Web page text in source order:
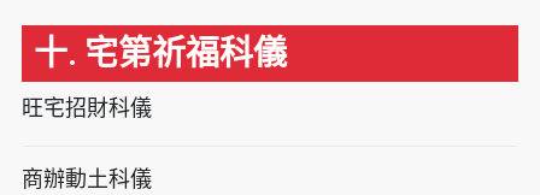
十. 宅第祈福科儀
旺宅招財科儀
商辦動土科儀